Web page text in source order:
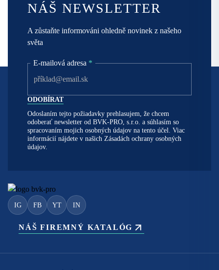
NÁŠ NEWSLETTER
A zůstaňte informováni ohledně novinek z našeho
světa
E-mailová adresa *
Odoslaním tejto požiadavky prehlasujem, že chcem
odoberať newsletter od BVK-PRO, s.r.o. a súhlasím so
spracovaním mojich osobných údajov na tento účel. Viac
informácií nájdete v našich Zásadách ochrany osobných
údajov.
IG FB YT IN
NÁŠ FIREMNÝ KATALÓG